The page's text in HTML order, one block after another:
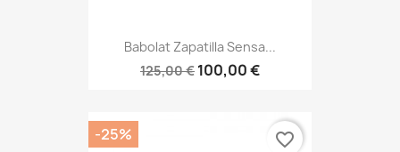
Babolat Zapatilla Sensa...
125,00 € 100,00 €
-25% favorite_border